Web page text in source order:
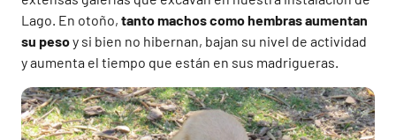
Lago. En otoño, tanto machos como hembras aumentan
su pesoy si bien no hibernan, bajan su nivel de actividad
y aumenta el tiempo que están en sus madrigueras.